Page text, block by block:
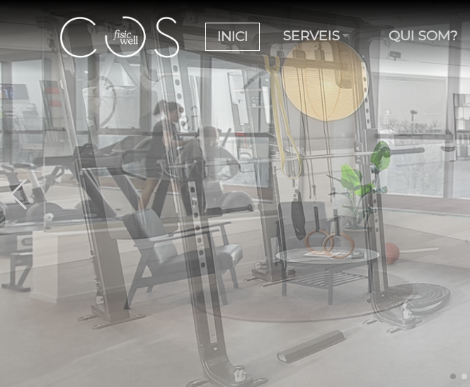
INICI SERVEIS QUI SOM?